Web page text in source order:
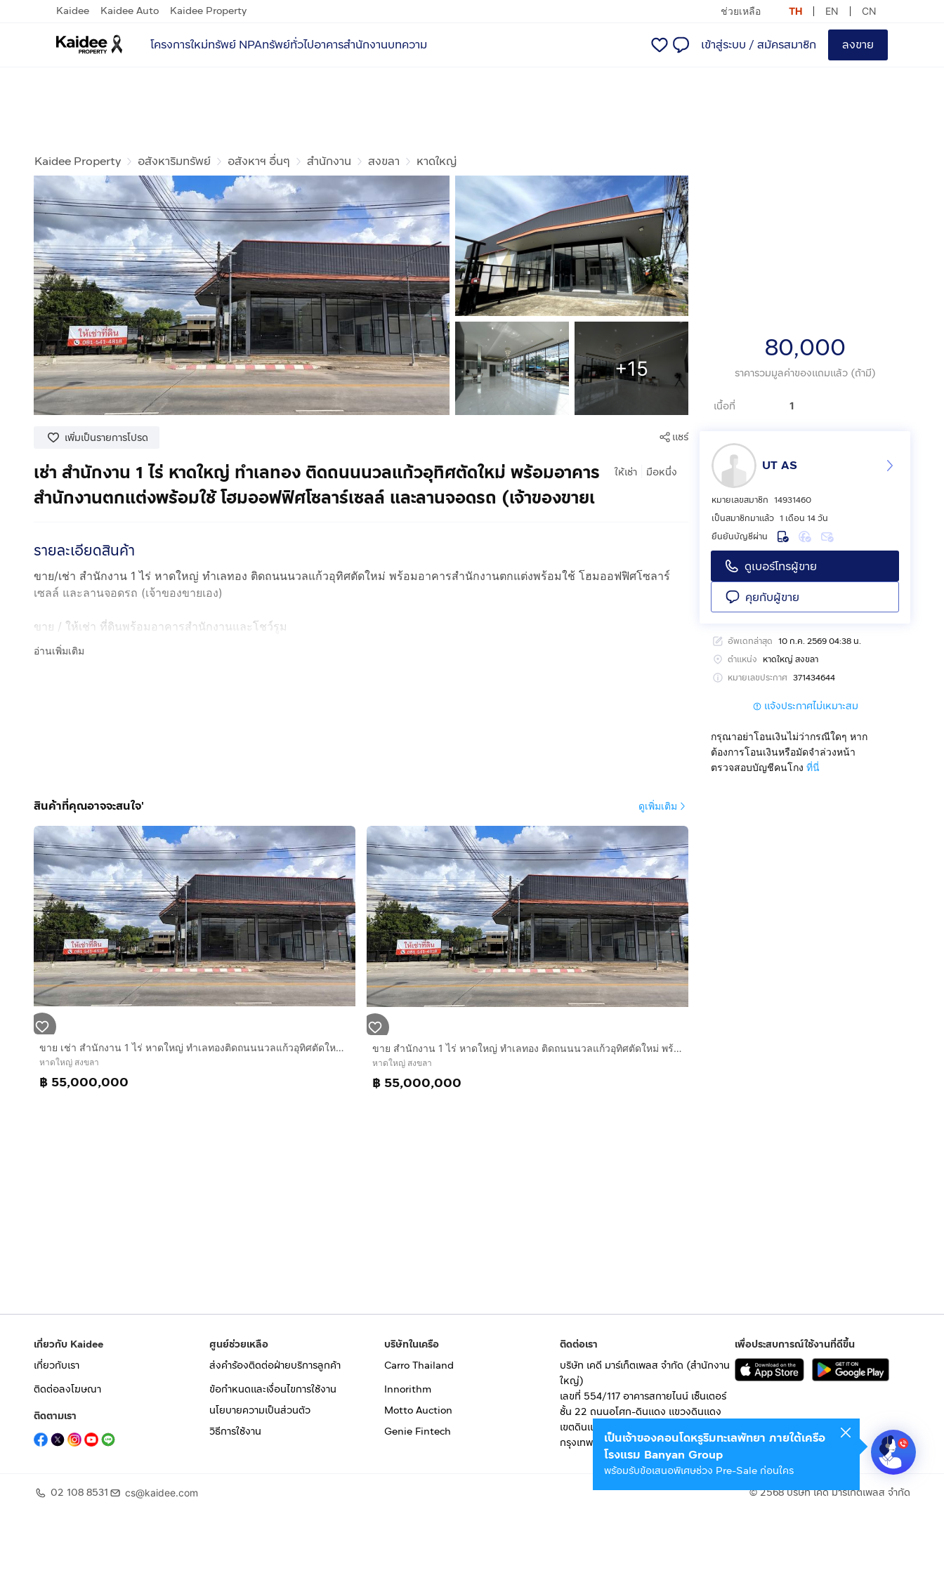
Kaidee Kaidee Auto Kaidee Property ช่วยเหลือ TH EN CN
โครงการใหม่ทรัพย์ NPAทรัพย์ทั่วไปอาคารสำนักงานบทความ เข้าสู่ระบบ / สมัครสมาชิก ลงขาย
Kaidee Property อสังหาริมทรัพย์ อสังหาฯ อื่นๆ สำนักงาน สงขลา หาดใหญ่
+15
เพิ่มเป็นรายการโปรด แชร์
ให้เช่า มือหนึ่ง
เช่า สำนักงาน 1 ไร่ หาดใหญ่ ทำเลทอง ติดถนนนวลแก้วอุทิศตัดใหม่ พร้อมอาคาร
สำนักงานตกแต่งพร้อมใช้ โฮมออฟฟิศโซลาร์เซลล์ และลานจอดรถ (เจ้าของขายเ
รายละเอียดสินค้า
ขาย/เช่า สำนักงาน 1 ไร่ หาดใหญ่ ทำเลทอง ติดถนนนวลแก้วอุทิศตัดใหม่ พร้อมอาคารสำนักงานตกแต่งพร้อมใช้ โฮมออฟฟิศโซลาร์
เซลล์ และลานจอดรถ (เจ้าของขายเอง)
ขาย / ให้เช่า ที่ดินพร้อมอาคารสำนักงานและโชว์รูม
- ทำเลทอง หาดใหญ่ จ.สงขลา
* มีระบบโซลาร์เซลล์
* ทำเลดี เดินทางสะดวก ใกล้ถนนใหญ่
* พื้นที่กว้าง เหมาะสำหรับทำธุรกิจ สำนักงาน โชว์รูม หรือสำนักงานใหญ่
รายละเอียดอาคาร
* โชว์รูมขนาดประมาณ 550 ตร.ม. ตกแต่งระดับพรีเมียม
* โฮมออฟฟิศขนาดประมาณ 525 ตร.ม.
* ลานจอดรถกว้าง รองรับรถได้หลายคัน
* พื้นที่โดยรวมเหมาะสำหรับธุรกิจที่ต้องการภาพลักษณ์ดี และทำเลที่มีศักยภาพ
จุดเด่นทำเล
- ตั้งอยู่ในย่านธุรกิจของหาดใหญ่ ใกล้แหล่งอำนวยความสะดวกครบครัน ทั้งห้างสรรพสินค้า ร้านอาหาร โรงพยาบาล โรงเรียน และ
แหล่งชุมชน เหมาะสำหรับผู้ประกอบการที่ต้องการทำเลดี เดินทางสะดวก และมีพื้นที่รองรับการขยายธุรกิจ
สถานที่ใกล้เคียง
* ตลาดสมอลล์ คลอง ร.5 ประมาณ 1.1 กม. / 2 นาที
* Big C Extra ประมาณ 1.8 กม. / 3 นาที
* สนามกีฬาจิระนคร ประมาณ 2 กม. / 5 นาที
ราคาเช่า
* 80,000 บาท / เดือน
* สัญญาขั้นต่ำ 3 ปี
* ชำระค่าเช่าล่วงหน้า 1 เดือน
* เงินประกัน 2 เดือน
ราคาขาย
สนใจสอบถามรายละเอียด / นัดชมสถานที่
อ่านเพิ่มเติม
80,000
ราคารวมมูลค่าของแถมแล้ว (ถ้ามี)
เนื้อที่ 1
๊UT AS
หมายเลขสมาชิก 14931460
เป็นสมาชิกมาแล้ว 1 เดือน 14 วัน
ยืนยันบัญชีผ่าน
ดูเบอร์โทรผู้ขาย
คุยกับผู้ขาย
อัพเดทล่าสุด 10 ก.ค. 2569 04:38 น.
ตำแหน่ง หาดใหญ่ สงขลา
หมายเลขประกาศ 371434644
แจ้งประกาศไม่เหมาะสม
กรุณาอย่าโอนเงินไม่ว่ากรณีใดๆ หาก
ต้องการโอนเงินหรือมัดจำล่วงหน้า
ตรวจสอบบัญชีคนโกง ที่นี่
สินค้าที่คุณอาจจะสนใจ' ดูเพิ่มเติม
ขาย เช่า สำนักงาน 1 ไร่ หาดใหญ่ ทำเลทองติดถนนนวลแก้วอุทิศตัดใหม่ พร้อมอาคารสำนักงานตกแต่งพร้อมใช้ โฮมออฟฟิศโซลาร์เซลล์ และลานจอดรถ
หาดใหญ่ สงขลา
฿ 55,000,000
ขาย สำนักงาน 1 ไร่ หาดใหญ่ ทำเลทอง ติดถนนนวลแก้วอุทิศตัดใหม่ พร้อมอาคารสำนักงานตกแต่งพร้อมใช้ โฮมออฟฟิศโซลาร์เซลล์ และลานจอดรถ เจ้าของ
หาดใหญ่ สงขลา
฿ 55,000,000
เกี่ยวกับ Kaidee
เกี่ยวกับเรา
ติดต่อลงโฆษณา
ติดตามเรา
ศูนย์ช่วยเหลือ
ส่งคำร้องติดต่อฝ่ายบริการลูกค้า
ข้อกำหนดและเงื่อนไขการใช้งาน
นโยบายความเป็นส่วนตัว
วิธีการใช้งาน
บริษัทในเครือ
Carro Thailand
Innorithm
Motto Auction
Genie Fintech
ติดต่อเรา
บริษัท เคดี มาร์เก็ตเพลส จำกัด (สำนักงาน
ใหญ่)
เลขที่ 554/117 อาคารสกายไนน์ เซ็นเตอร์
ชั้น 22 ถนนอโศก-ดินแดง แขวงดินแดง
เขตดินแดง
กรุงเทพมหานคร 10400
เพื่อประสบการณ์ใช้งานที่ดีขึ้น
02 108 8531 cs@kaidee.com © 2568 บริษัท เคดี มาร์เก็ตเพลส จำกัด
เป็นเจ้าของคอนโดหรูริมทะเลพัทยา ภายใต้เครือ
โรงแรม Banyan Group
พร้อมรับข้อเสนอพิเศษช่วง Pre-Sale ก่อนใคร